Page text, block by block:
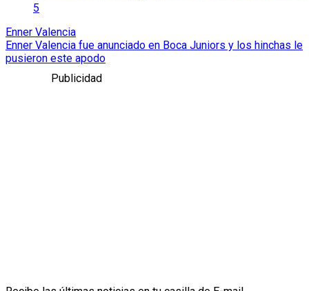
5
Enner Valencia
Enner Valencia fue anunciado en Boca Juniors y los hinchas le
pusieron este apodo
Publicidad